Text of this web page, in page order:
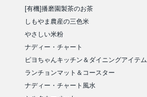
[有機]播磨園製茶のお茶
しもやま農産の三色米
やさしい米粉
ナディー・チャート
ピヨちゃんキッチン＆ダイニングアイテム
ランチョンマット＆コースター
ナディー・チャート風水